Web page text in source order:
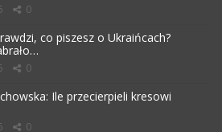
0
co piszesz o Ukraińcach?
0
Ile przecierpieli kresowi
0